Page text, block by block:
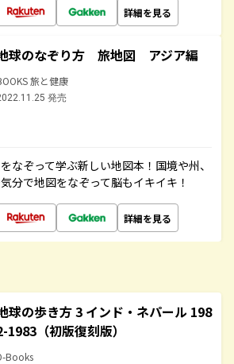
詳細を見る
球のなぞり方 旅地図 アジア編
旅と健康
発売
なぞって学ぶ新しい地図本！国境や州、
分で地図をなぞって脳もイキイキ！
詳細を見る
球の歩き方 3 インド・ネパール 198
1983（初版復刻版）
Books